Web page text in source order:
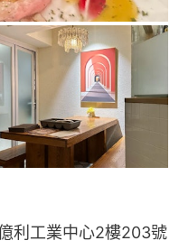
利工業中心2樓203號